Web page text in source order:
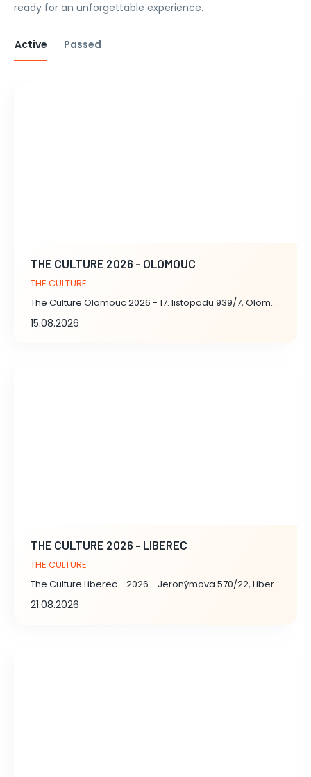
ready for an unforgettable experience.
Active Passed
THE CULTURE 2026 - OLOMOUC
THE CULTURE
The Culture Olomouc 2026 - 17. listopadu 939/7, Olomouc
15.08.2026
THE CULTURE 2026 - LIBEREC
THE CULTURE
The Culture Liberec - 2026 - Jeronýmova 570/22, Liberec
21.08.2026